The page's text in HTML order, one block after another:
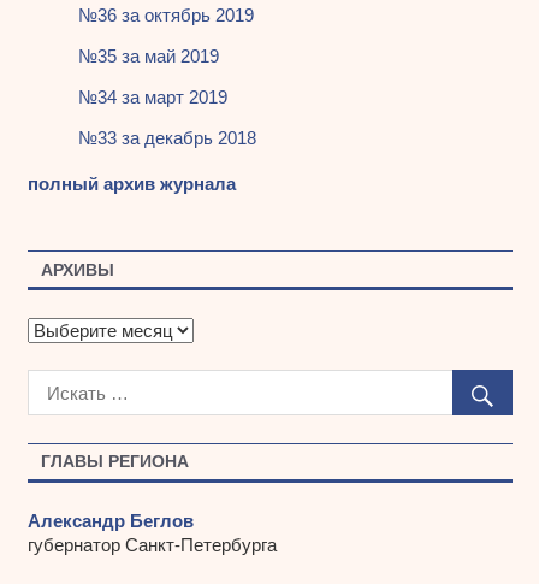
ГЛАВЫ РЕГИОНА
Александр Беглов
губернатор Санкт-Петербурга
№36 за октябрь 2019
№35 за май 2019
№34 за март 2019
№33 за декабрь 2018
полный архив журнала
АРХИВЫ
А
х
ы